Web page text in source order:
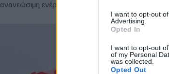
I want to opt-out
Advertising.
Opted In
I want to opt-out
of my Personal
was collected.
Opted Out
ενέργεια, η οδήγηση καθίσταται